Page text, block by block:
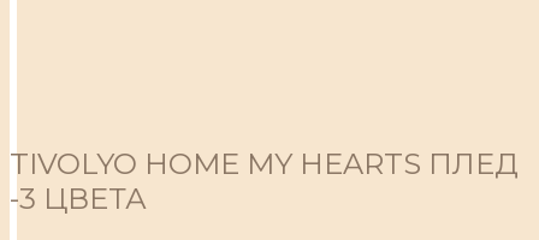
TIVOLYO HOME MY HEARTS ПЛЕД
-3 ЦВЕТА